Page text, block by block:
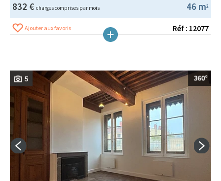
46 m2
832 € charges comprises par mois
Ajouter aux favoris Réf : 12077
5